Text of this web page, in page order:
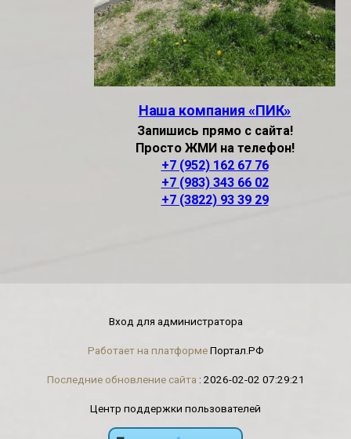
Наша компания «ПИК»
Запишись прямо с сайта!
Просто ЖМИ на телефон!
+7 (952) 162 67 76
+7 (983) 343 66 02
+7 (3822) 93 39 29
Вход для администратора
Работает на платформеПортал.РФ
Последние обновление сайта : 2026-02-02 07:29:21
Центр поддержки пользователей